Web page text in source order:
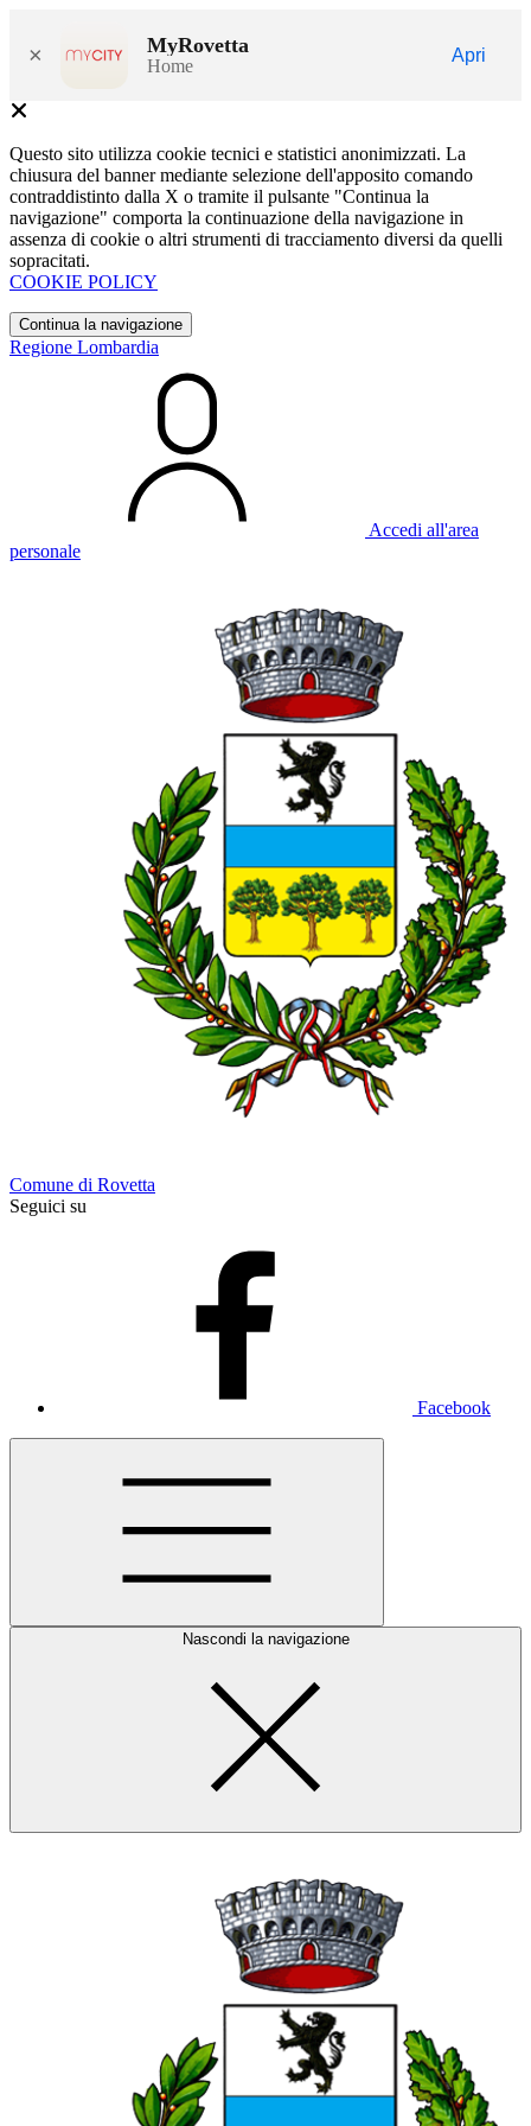
× MyRovetta
Home
Apri
Questo sito utilizza cookie tecnici e statistici anonimizzati. La
chiusura del banner mediante selezione dell'apposito comando
contraddistinto dalla X o tramite il pulsante "Continua la
navigazione" comporta la continuazione della navigazione in
assenza di cookie o altri strumenti di tracciamento diversi da quelli
sopracitati.
COOKIE POLICY
Continua la navigazione
Regione Lombardia
Accedi all'area
personale
Comune di Rovetta
Seguici su
Facebook
Nascondi la navigazione